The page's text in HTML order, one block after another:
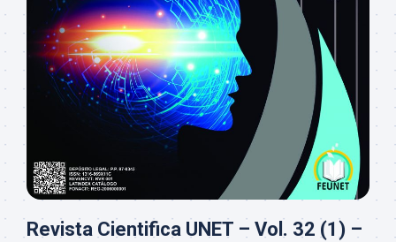
Revista Cientifica UNET – Vol. 32 (1) –